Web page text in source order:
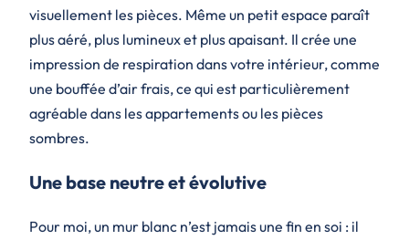
visuellement les pièces. Même un petit espace paraît
plus aéré, plus lumineux et plus apaisant. Il crée une
impression de respiration dans votre intérieur, comme
une bouffée d’air frais, ce qui est particulièrement
agréable dans les appartements ou les pièces
sombres.
Une base neutre et évolutive
Pour moi, un mur blanc n’est jamais une fin en soi : il